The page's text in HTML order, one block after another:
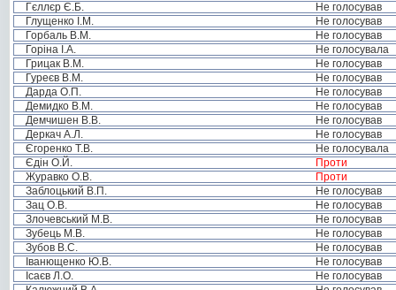
Гєллєр Є.Б.
Не голосував
Глущенко І.М.
Не голосував
Горбаль В.М.
Не голосував
Горіна І.А.
Не голосувала
Грицак В.М.
Не голосував
Гуреєв В.М.
Не голосував
Дарда О.П.
Не голосував
Демидко В.М.
Не голосував
Демчишен В.В.
Не голосував
Деркач А.Л.
Не голосував
Єгоренко Т.В.
Не голосувала
Єдін О.Й.
Проти
Журавко О.В.
Проти
Заблоцький В.П.
Не голосував
Зац О.В.
Не голосував
Злочевський М.В.
Не голосував
Зубець М.В.
Не голосував
Зубов В.С.
Не голосував
Іванющенко Ю.В.
Не голосував
Ісаєв Л.О.
Не голосував